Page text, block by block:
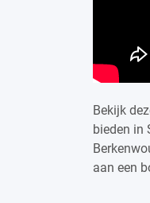
Bekijk
bieden in
aan een